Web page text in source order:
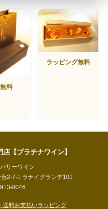
料
ラッピング無料
【プラチナワイン】
リーワイン
2-7-1 ラナイグランデ101
8046
送料お支払いラッピング